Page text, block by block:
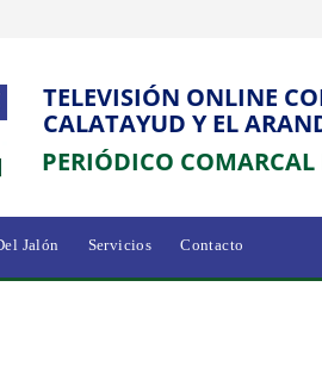
TELEVISIÓN ONLINE
CALATAYUD Y EL
PERIÓDICO
Jalón Servicios Contacto